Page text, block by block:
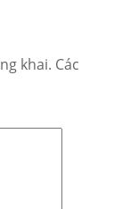
khai. Các